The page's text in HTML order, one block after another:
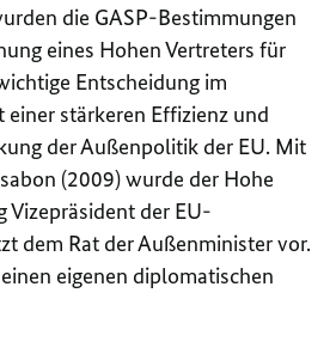
die GASP-Bestimmungen
eines Hohen Vertreters für
Entscheidung im
stärkeren Effizienz und
der Außenpolitik der EU. Mit
(2009) wurde der Hohe
Vizepräsident der EU-
dem Rat der Außenminister vor.
eigenen diplomatischen